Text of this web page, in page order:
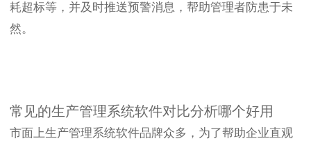
耗超标等，并及时推送预警消息，帮助管理者防患于未
然。
常见的生产管理系统软件对比分析哪个好用
市面上生产管理系统软件品牌众多，为了帮助企业直观